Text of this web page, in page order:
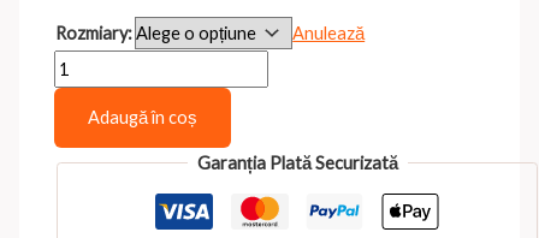
de
prețuri:
5.016,00 lei
Rozmiary:
Anulează
Cantitate
Import
placeholder
for
Adaugă în coș
Garanția Plată Securizată